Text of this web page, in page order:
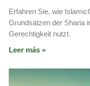
Erfahren Sie, wie
Grundsätzen der Sharia
Gerechtigkeit nutzt.
Leer más »